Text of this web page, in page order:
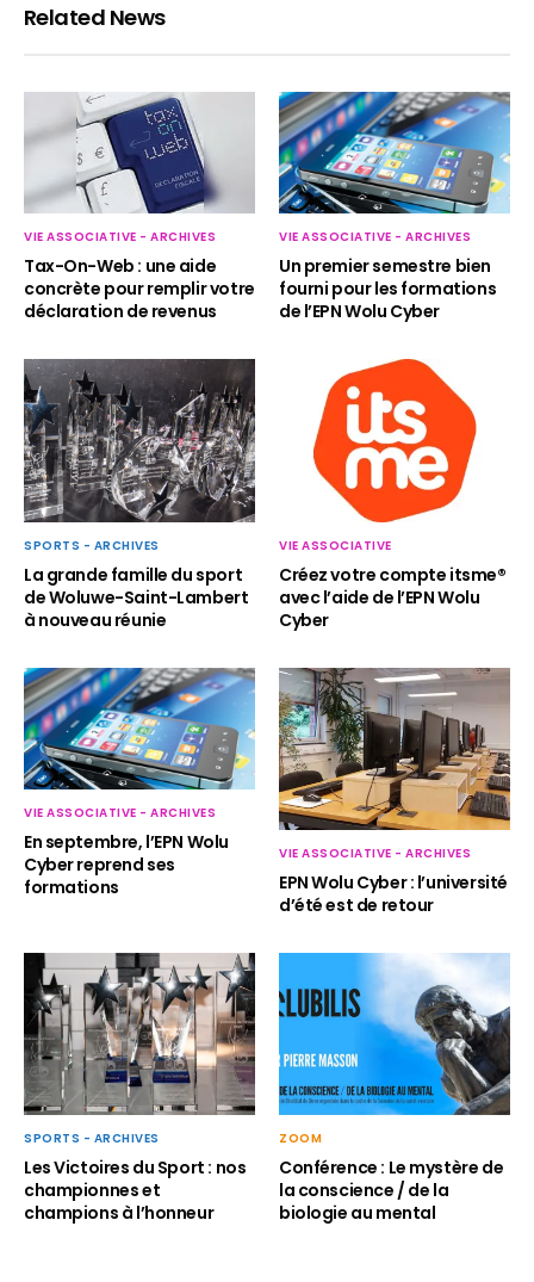
Related News
VIE ASSOCIATIVE - ARCHIVES
Tax-On-Web : une aide
concrète pour remplir votre
déclaration de revenus
VIE ASSOCIATIVE - ARCHIVES
Un premier semestre bien
fourni pour les formations
de l’EPN Wolu Cyber
SPORTS - ARCHIVES
La grande famille du sport
de Woluwe-Saint-Lambert
à nouveau réunie
VIE ASSOCIATIVE
Créez votre compte itsme®
avec l’aide de l’EPN Wolu
Cyber
VIE ASSOCIATIVE - ARCHIVES
En septembre, l’EPN Wolu
Cyber reprend ses
formations
VIE ASSOCIATIVE - ARCHIVES
EPN Wolu Cyber : l’université
d’été est de retour
SPORTS - ARCHIVES
Les Victoires du Sport : nos
championnes et
champions à l’honneur
ZOOM
Conférence : Le mystère de
la conscience / de la
biologie au mental